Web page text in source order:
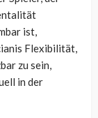
ist,
Flexibilität,
zu sein,
in der